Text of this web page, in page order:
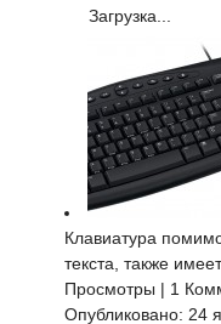
Загрузка...
Клавиатура
текста, также
Просмотры | 1
Опубликовано: 24